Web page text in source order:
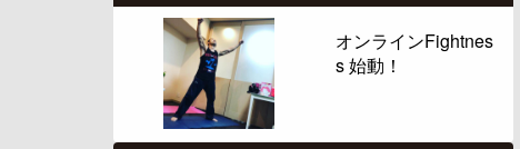
オンラインFightnes
s 始動！